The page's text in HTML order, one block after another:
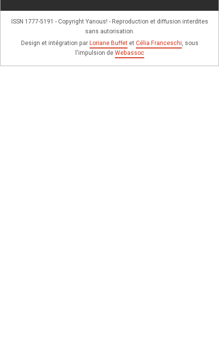
ISSN 1777-5191 - Copyright Yanous! - Reproduction et diffusion interdites
sans autorisation.
Design et intégration parLoriane Buffetet Célia Franceschi, sous
l'impulsion deWebassoc